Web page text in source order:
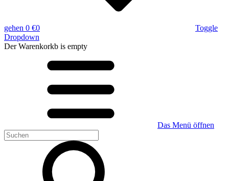
gehen 0 €0
Toggle
Dropdown
Der Warenkorkb is empty
Das Menü öffnen